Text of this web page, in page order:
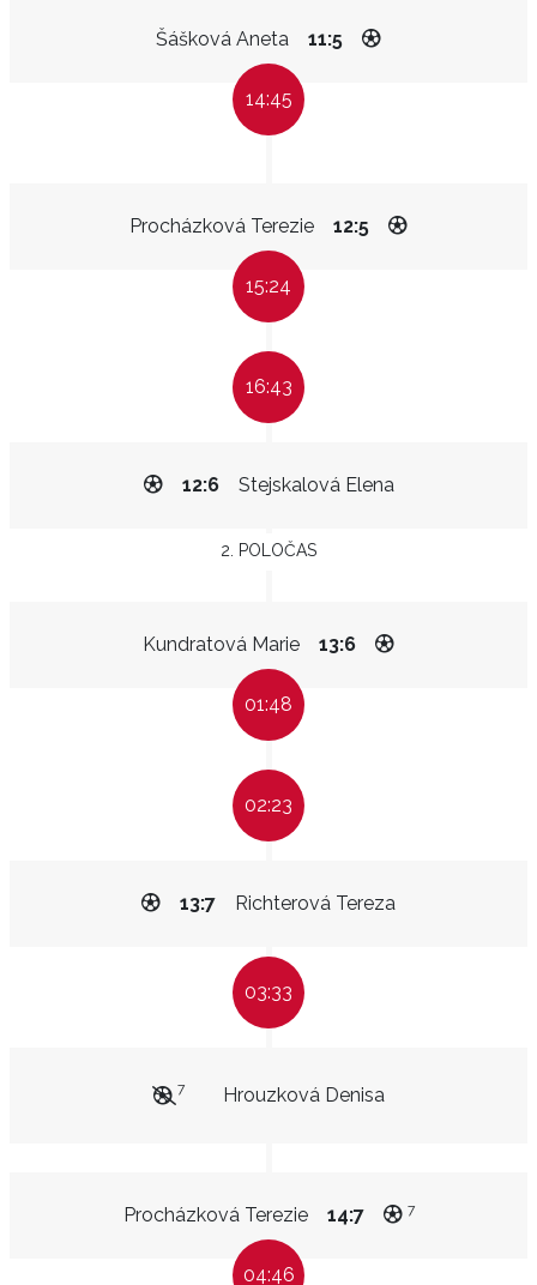
Šášková Aneta 11:5
14:45
Procházková Terezie 12:5
15:24
16:43
Stejskalová Elena
12:6
2. POLOČAS
Kundratová Marie 13:6
01:48
02:23
Richterová Tereza
13:7
03:33
Hrouzková Denisa
7
Procházková Terezie 14:7 7
04:46